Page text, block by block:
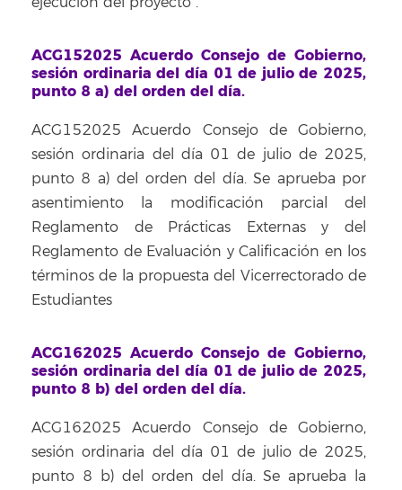
ACG152025 Acuerdo Consejo de Gobierno,
sesión ordinaria del día 01 de julio de 2025,
punto 8 a) del orden del día.
ACG152025 Acuerdo Consejo de Gobierno,
sesión ordinaria del día 01 de julio de 2025,
punto 8 a) del orden del día. Se aprueba por
asentimiento la modificación parcial del
Reglamento de Prácticas Externas y del
Reglamento de Evaluación y Calificación en los
términos de la propuesta del Vicerrectorado de
Estudiantes
ACG162025 Acuerdo Consejo de Gobierno,
sesión ordinaria del día 01 de julio de 2025,
punto 8 b) del orden del día.
ACG162025 Acuerdo Consejo de Gobierno,
sesión ordinaria del día 01 de julio de 2025,
punto 8 b) del orden del día. Se aprueba la